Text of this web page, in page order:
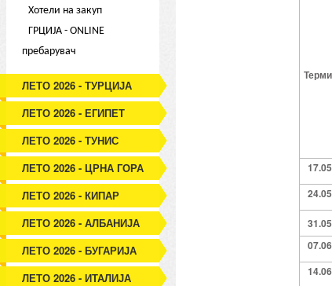
Хотели на закуп
ГРЦИЈА - ONLINE
пребарувач
ЛЕТО 2026 - ТУРЦИЈА
ЛЕТО 2026 - ЕГИПЕТ
ЛЕТО 2026 - ТУНИС
ЛЕТО 2026 - ЦРНА ГОРА
ЛЕТО 2026 - КИПАР
ЛЕТО 2026 - АЛБАНИЈА
ЛЕТО 2026 - БУГАРИЈА
ЛЕТО 2026 - ИТАЛИЈА
17.05
24.05
31.05
07.06
14.06